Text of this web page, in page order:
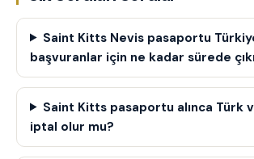
Saint Kitts Nevis pasaportu
başvuranlar için ne kadar sürede
Saint Kitts pasaportu alınca Türk
iptal olur mu?